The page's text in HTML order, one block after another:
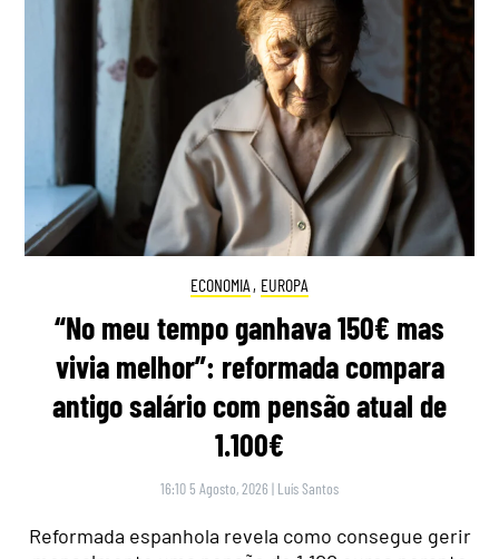
ECONOMIA , EUROPA
“No meu tempo ganhava 150€ mas
vivia melhor”: reformada compara
antigo salário com pensão atual de
1.100€
16:10 5 Agosto, 2026 | Luís Santos
Reformada espanhola revela como consegue gerir